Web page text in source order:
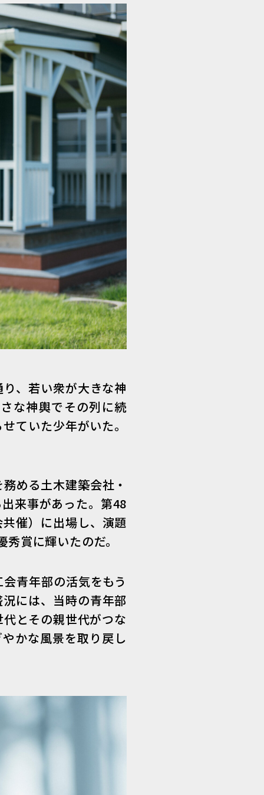
、若い衆が大きな神
な神輿でその列に続
ていた少年がいた。
める土木建築会社・
来事があった。第48
催）に出場し、演題
賞に輝いたのだ。
青年部の活気をもう
には、当時の青年部
とその親世代がつな
かな風景を取り戻し